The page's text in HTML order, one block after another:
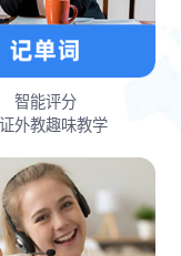
智能评分
外教趣味教学